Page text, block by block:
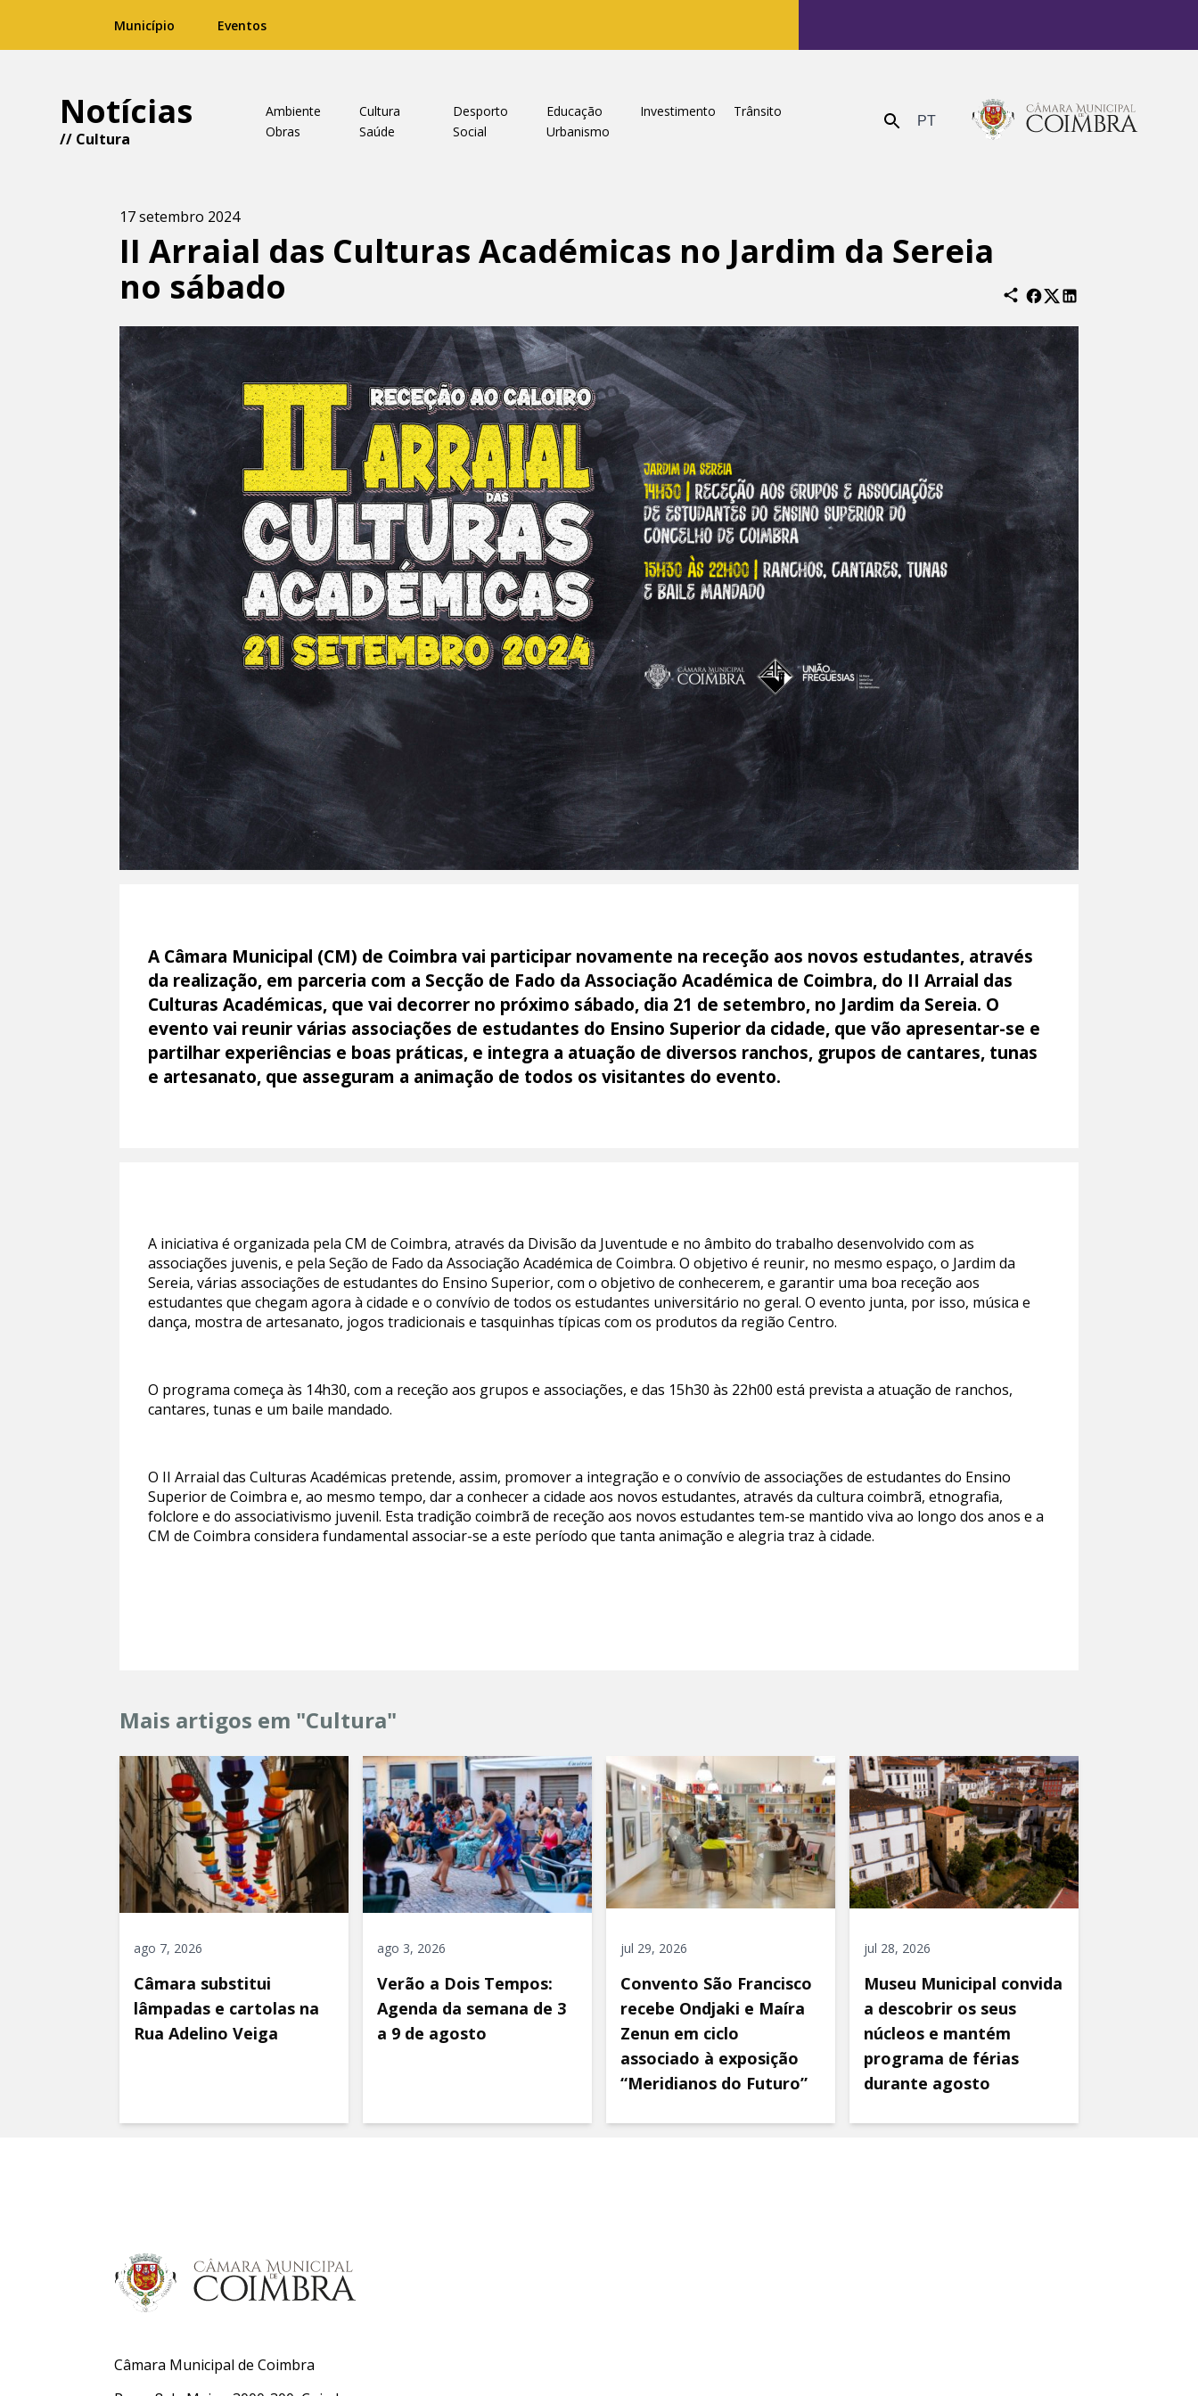
Município Eventos
Notícias
// Cultura
Ambiente Cultura Desporto Educação Investimento
Trânsito
Obras
Saúde Social Urbanismo Enviar PT
17 setembro 2024
II Arraial das Culturas Académicas no Jardim da Sereia
no sábado
A Câmara Municipal (CM) de Coimbra vai participar novamente na receção aos novos estudantes, através
da realização, em parceria com a Secção de Fado da Associação Académica de Coimbra, do II Arraial das
Culturas Académicas, que vai decorrer no próximo sábado, dia 21 de setembro, no Jardim da Sereia. O
evento vai reunir várias associações de estudantes do Ensino Superior da cidade, que vão apresentar-se e
partilhar experiências e boas práticas, e integra a atuação de diversos ranchos, grupos de cantares, tunas
e artesanato, que asseguram a animação de todos os visitantes do evento.
A iniciativa é organizada pela CM de Coimbra, através da Divisão da Juventude e no âmbito do trabalho desenvolvido com as
associações juvenis, e pela Seção de Fado da Associação Académica de Coimbra. O objetivo é reunir, no mesmo espaço, o Jardim da
Sereia, várias associações de estudantes do Ensino Superior, com o objetivo de conhecerem, e garantir uma boa receção aos
estudantes que chegam agora à cidade e o convívio de todos os estudantes universitário no geral. O evento junta, por isso, música e
dança, mostra de artesanato, jogos tradicionais e tasquinhas típicas com os produtos da região Centro.
O programa começa às 14h30, com a receção aos grupos e associações, e das 15h30 às 22h00 está prevista a atuação de ranchos,
cantares, tunas e um baile mandado.
O II Arraial das Culturas Académicas pretende, assim, promover a integração e o convívio de associações de estudantes do Ensino
Superior de Coimbra e, ao mesmo tempo, dar a conhecer a cidade aos novos estudantes, através da cultura coimbrã, etnografia,
folclore e do associativismo juvenil. Esta tradição coimbrã de receção aos novos estudantes tem-se mantido viva ao longo dos anos e a
CM de Coimbra considera fundamental associar-se a este período que tanta animação e alegria traz à cidade.
Mais artigos em "Cultura"
ago 7, 2026
Câmara substitui
lâmpadas e cartolas na
Rua Adelino Veiga
ago 3, 2026
Verão a Dois Tempos:
Agenda da semana de 3
a 9 de agosto
jul 29, 2026
Convento São Francisco
recebe Ondjaki e Maíra
Zenun em ciclo
associado à exposição
“Meridianos do Futuro”
jul 28, 2026
Museu Municipal convida
a descobrir os seus
núcleos e mantém
programa de férias
durante agosto
Câmara Municipal de Coimbra